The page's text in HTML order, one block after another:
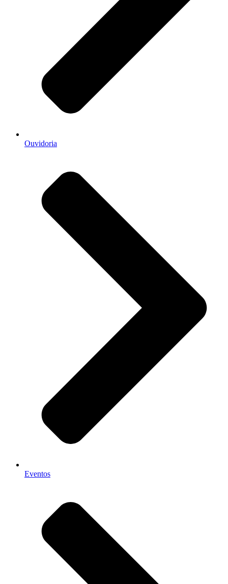
Ouvidoria
Eventos